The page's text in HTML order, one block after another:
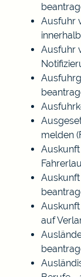
Ausfuhr
Ausfuhr
melden
auf